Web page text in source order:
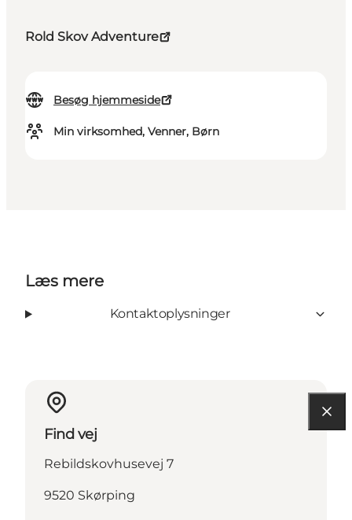
Rold Skov Adventure
Besøg hjemmeside
Min virksomhed, Venner, Børn
Læs mere
Kontaktoplysninger
Find vej
Rebildskovhusevej 7
9520 Skørping